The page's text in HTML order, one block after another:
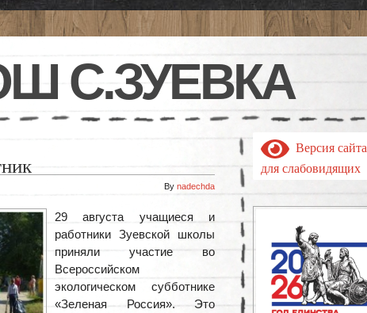
С.ЗУЕВКА
By nadechda
29 августа учащиеся и
работники Зуевской школы
приняли участие во
Всероссийском
экологическом субботнике
«Зеленая Россия». Это
Версия сайта
для слабовидящих